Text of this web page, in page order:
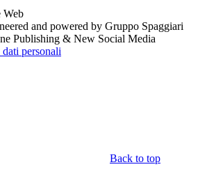
and powered by Gruppo Spaggiari
Publishing & New Social Media
personali
Back to top